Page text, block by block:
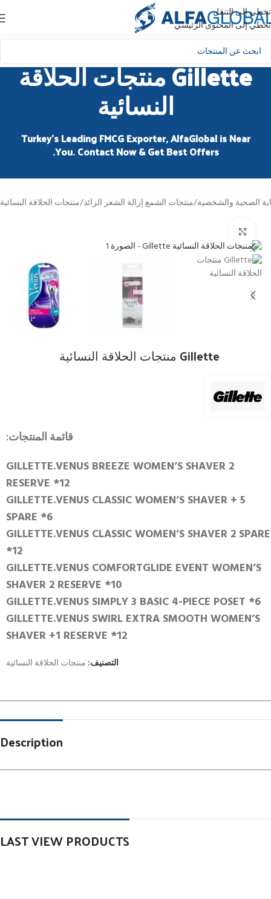
تخطي إلى التنقل
تخطي إلى المحتوى الرئيسي
Gillette منتجات الحلاقة
النسائية
Turkey’s Leading FMCG Exporter, AlfaGlobal is Near
You. Contact Now & Get Best Offers.
الصحية والشخصية/منتجات الشمع إزالة الشعر الزائد/منتجات الحلاقة النسائية
Gillette منتجات الحلاقة النسائية
قائمة المنتجات:
GILLETTE.VENUS BREEZE WOMEN’S SHAVER 2
RESERVE *12
GILLETTE.VENUS CLASSIC WOMEN’S SHAVER + 5
SPARE *6
GILLETTE.VENUS CLASSIC WOMEN’S SHAVER 2 SPARE
*12
GILLETTE.VENUS COMFORTGLIDE EVENT WOMEN’S
SHAVER 2 RESERVE *10
GILLETTE.VENUS SIMPLY 3 BASIC 4-PIECE POSET *6
GILLETTE.VENUS SWIRL EXTRA SMOOTH WOMEN’S
SHAVER +1 RESERVE *12
التصنيف: منتجات الحلاقة النسائية
Description
LAST VIEW PRODUCTS